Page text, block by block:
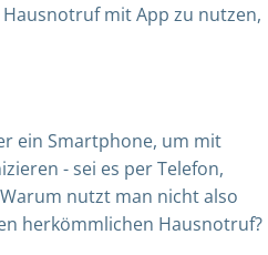
mit App zu nutzen,
ein Smartphone, um mit
- sei es per Telefon,
nutzt man nicht also
herkömmlichen Hausnotruf?